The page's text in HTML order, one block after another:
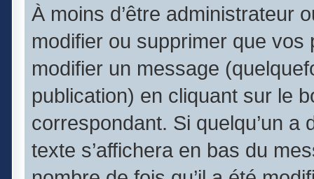
À moins d’être administrateur
modifier ou supprimer que
modifier un message
publication) en cliquant sur le
correspondant. Si quelqu’un
texte s’affichera en bas du